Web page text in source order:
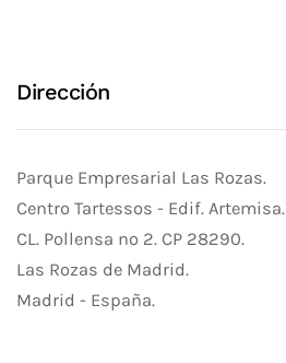
Dirección
Parque Empresarial Las Rozas.
Centro Tartessos - Edif. Artemisa.
CL. Pollensa nº 2. CP 28290.
Las Rozas de Madrid.
Madrid - España.